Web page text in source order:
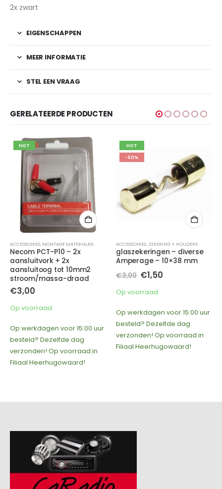
2x zwart
EIGENSCHAPPEN
MEER INFORMATIE
STEL EEN VRAAG
GERELATEERDE PRODUCTEN
HOT
-50%
ACCESSOIRES,ZEKERING + HOUDERS
glaszekeringen – diverse
Amperage – 10×38 mm
€3,00 Oorspronkelijke
prijs
€1,50Huidige
prijs
Op voorraad
Op werkdagen voor 15:00 uur
besteld? Dezelfde dag
verzonden! Op voorraad in
Filiaal Heerhugowaard!
HOT
ACCESSOIRES,RCA- TULPKABELS
Focal ER5 -RCA 5 meter
€30,00
In nabestelling
Afhalen binnen 2 – 3
werkdagen en Verzending
binnen 3 – 4 werkdagen